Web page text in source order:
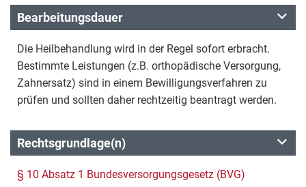
Bearbeitungsdauer
Die Heilbehandlung wird in der Regel sofort erbracht.
Bestimmte Leistungen (z.B. orthopädische Versorgung,
Zahnersatz) sind in einem Bewilligungsverfahren zu
prüfen und sollten daher rechtzeitig beantragt werden.
Rechtsgrundlage(n)
§ 10 Absatz 1 Bundesversorgungsgesetz (BVG)